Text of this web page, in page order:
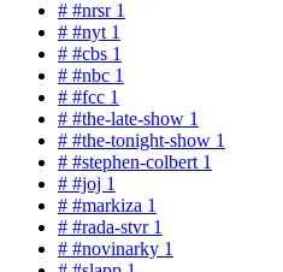
# #nrsr 1
# #nyt 1
# #cbs 1
# #nbc 1
# #fcc 1
# #the-late-show 1
# #the-tonight-show 1
# #stephen-colbert 1
# #joj 1
# #markiza 1
# #rada-stvr 1
# #novinarky 1